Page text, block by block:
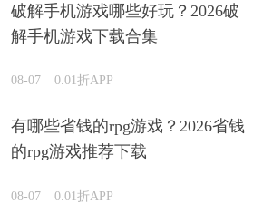
破解手机游戏哪些好玩？2026破
解手机游戏下载合集
08-07 0.01折APP
有哪些省钱的rpg游戏？2026省钱
的rpg游戏推荐下载
08-07 0.01折APP